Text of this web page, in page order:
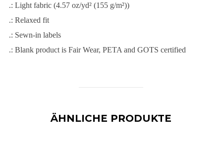
.: Light fabric (4.57 oz/yd² (155 g/m²))
.: Relaxed fit
.: Sewn-in labels
.: Blank product is Fair Wear, PETA and GOTS certified
ÄHNLICHE PRODUKTE